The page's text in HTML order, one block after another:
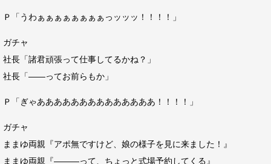
Ｐ「うわぁぁぁぁぁぁぁぁっッッッ！！！！」
ガチャ
社長「諸君頑張って仕事してるかね？」
社長「――ってお前らもか」
Ｐ「ぎゃああああああああああああああ！！！！」
ガチャ
ままゆ両親『アポ無ですけど、娘の様子を見に来ました！』
ままゆ両親『―――って、ちょっと式場予約してくる』